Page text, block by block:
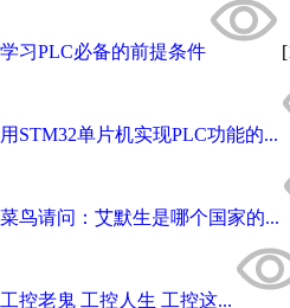
学习PLC必备的前提条件
用STM32单片机实现PLC功能的...
菜鸟请问：艾默生是哪个国家的...
工控老鬼 工控人生 工控这...